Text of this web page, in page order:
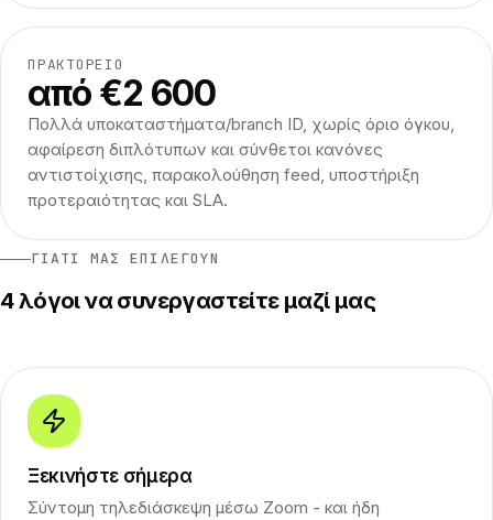
ΠΡΑΚΤΟΡΕΊΟ
από €2 600
Πολλά υποκαταστήματα/branch ID, χωρίς όριο όγκου,
αφαίρεση διπλότυπων και σύνθετοι κανόνες
αντιστοίχισης, παρακολούθηση feed, υποστήριξη
προτεραιότητας και SLA.
ΓΙΑΤΊ ΜΑΣ ΕΠΙΛΈΓΟΥΝ
4 λόγοι να συνεργαστείτε μαζί μας
Ξεκινήστε σήμερα
Σύντομη τηλεδιάσκεψη μέσω Zoom - και ήδη